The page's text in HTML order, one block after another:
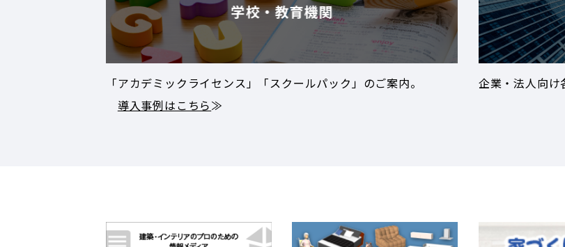
学校・教育機関
「アカデミックライセンス」「スクールパック」のご案内。
導入事例はこちら≫
企業・法人向け